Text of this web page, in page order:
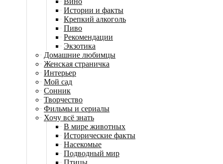
Истории и факты
Крепкий алкоголь
Пиво
Рекомендации
Экзотика
Домашние любимцы
Женская страничка
Интерьер
Мой сад
Сонник
Творчество
Фильмы и сериалы
Хочу всё знать
В мире животных
Исторические факты
Насекомые
Подводный мир
Птицы